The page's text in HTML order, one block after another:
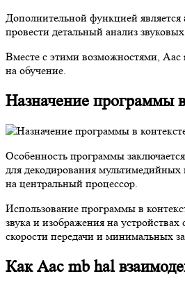
Дополнительной функцией является
провести детальный анализ
Вместе с этими возможностями, Aac
на обучение.
Назначение программы
Особенность программы
для декодирования
на центральный процессор.
Использование программы в
звука и изображения на
скорости передачи и минимальных
Как Aac mb hal